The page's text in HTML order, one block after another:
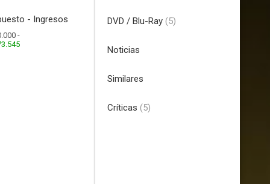
- Ingresos
-
DVD / Blu-Ray (5)
Noticias
Similares
Críticas (5)